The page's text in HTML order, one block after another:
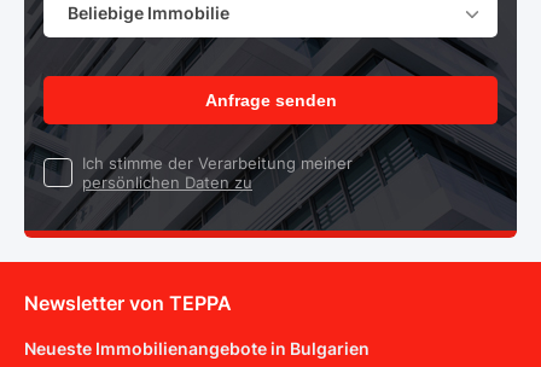
Beliebige Immobilie
Anfrage senden
Ich stimme der Verarbeitung meiner
persönlichen Daten zu
Newsletter von TEPPA
Neueste Immobilienangebote in Bulgarien